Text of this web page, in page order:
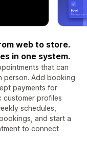
web to store.
in one system.
that can
person. Add booking
payments for
customer profiles
schedules,
and start a
to connect